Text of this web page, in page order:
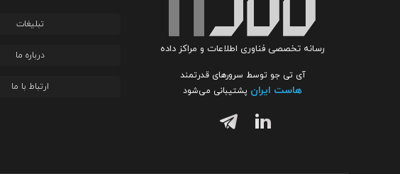
رسانه تخصصی فناوری اطلاعات و مراکز داده
آی تی جو توسط سرورهای قدرتمند
هاست ایران پشتیبانی می‌شود
تبلیغات
درباره ما
ارتباط با ما